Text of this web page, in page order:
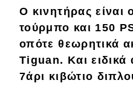
Νέα
Τεχνολογία
Mobility
Ο κινητήρας είναι
τούρμπο και 150
οπότε θεωρητικά
Tiguan. Και ειδικά
7άρι κιβώτιο